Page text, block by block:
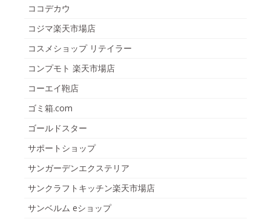
ココデカウ
コジマ楽天市場店
コスメショップ リテイラー
コンプモト 楽天市場店
コーエイ鞄店
ゴミ箱.com
ゴールドスター
サポートショップ
サンガーデンエクステリア
サンクラフトキッチン楽天市場店
サンベルム eショップ